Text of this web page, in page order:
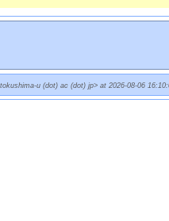
u (dot) ac (dot) jp> at 2026-08-06